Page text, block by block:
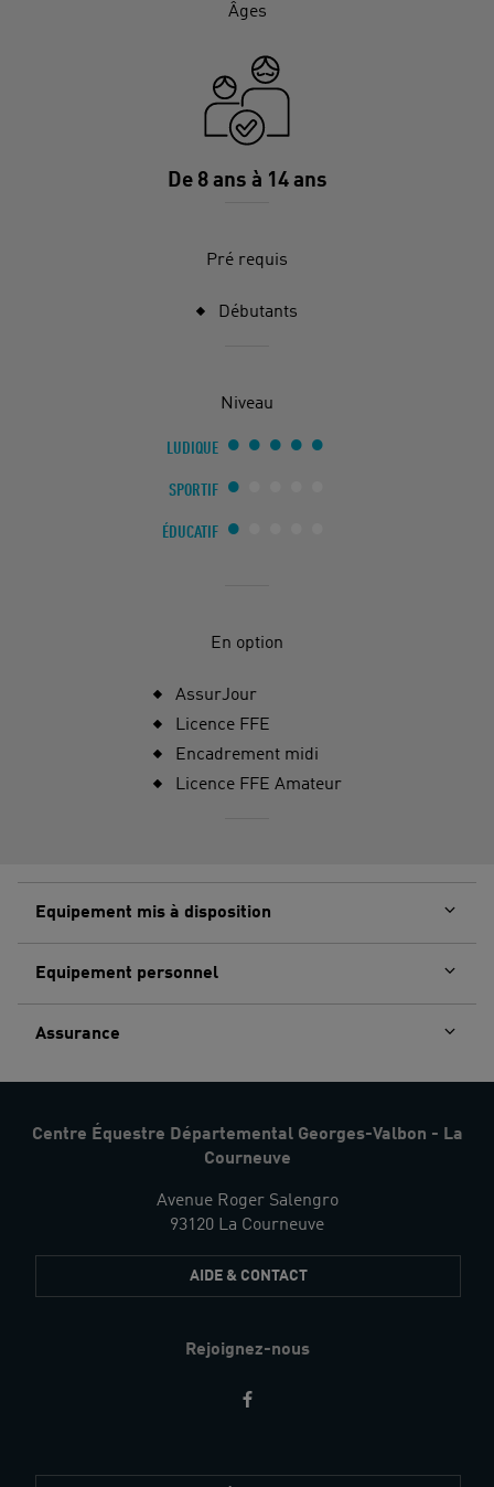
Âges
De 8 ans à 14 ans
Pré requis
Débutants
Niveau
LUDIQUE
SPORTIF
ÉDUCATIF
En option
AssurJour
Licence FFE
Encadrement midi
Licence FFE Amateur
Equipement mis à disposition
Equipement personnel
Assurance
Centre Équestre Départemental Georges-Valbon - La
Courneuve
Avenue Roger Salengro
93120 La Courneuve
AIDE & CONTACT
Rejoignez-nous